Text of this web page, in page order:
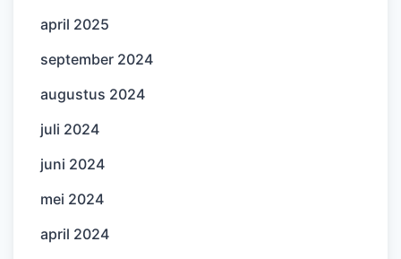
april 2025
september 2024
augustus 2024
juli 2024
juni 2024
mei 2024
april 2024